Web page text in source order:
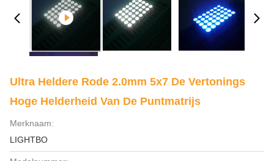
Ultra Heldere Rode 2.0mm 5x7 De Vertonings
Hoge Helderheid Van De Puntmatrijs
Merknaam:
LIGHTBO